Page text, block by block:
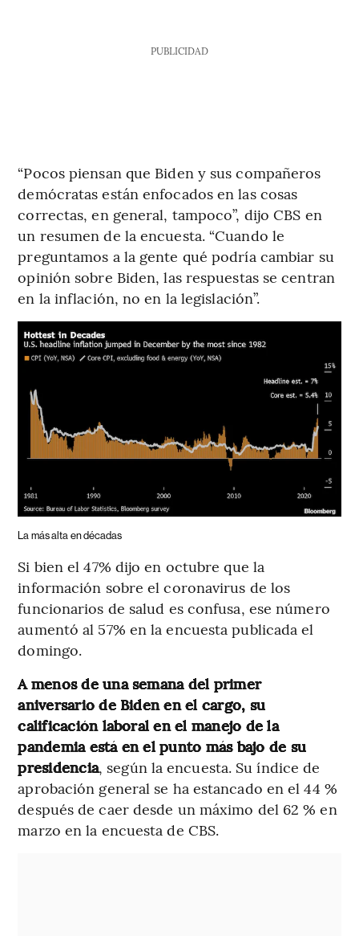
PUBLICIDAD
“Pocos piensan que Biden y sus compañeros
demócratas están enfocados en las cosas
correctas, en general, tampoco”, dijo CBS en
un resumen de la encuesta. “Cuando le
preguntamos a la gente qué podría cambiar su
opinión sobre Biden, las respuestas se centran
en la inflación, no en la legislación”.
La más alta en décadas
Si bien el 47% dijo en octubre que la
información sobre el coronavirus de los
funcionarios de salud es confusa, ese número
aumentó al 57% en la encuesta publicada el
domingo.
A menos de una semana del primer
aniversario de Biden en el cargo, su
calificación laboral en el manejo de la
pandemia está en el punto más bajo de su
presidencia, según la encuesta. Su índice de
aprobación general se ha estancado en el 44 %
después de caer desde un máximo del 62 % en
marzo en la encuesta de CBS.